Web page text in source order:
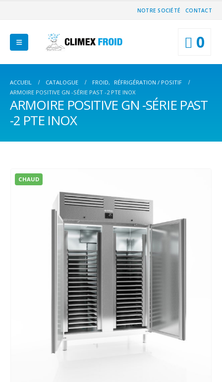
NOTRE SOCIÉTÉ CONTACT
0
ACCUEIL CATALOGUE FROID,
RÉFRIGÉRATION / POSITIF
ARMOIRE POSITIVE GN -SÉRIE PAST -2 PTE INOX
ARMOIRE POSITIVE GN -SÉRIE PAST
-2 PTE INOX
CHAUD